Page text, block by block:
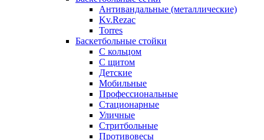
Антивандальные (металлические)
Kv.Rezac
Torres
Баскетбольные стойки
С кольцом
С щитом
Детские
Мобильные
Профессиональные
Стационарные
Уличные
Стритбольные
Противовесы